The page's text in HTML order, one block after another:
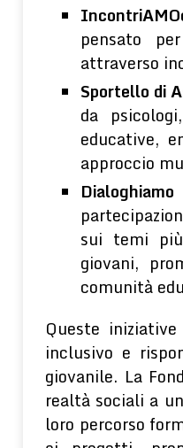
pensato
attraverso
Sportello di
da
educative,
approccio
sui temi
giovani,
comunità
Queste
inclusivo e
giovanile. La
realtà sociali a
loro percorso